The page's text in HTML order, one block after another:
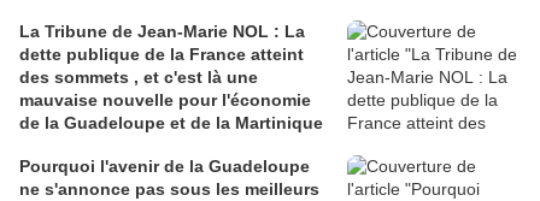
La Tribune de Jean-Marie NOL : La
dette publique de la France atteint
des sommets , et c'est là une
mauvaise nouvelle pour l'économie
de la Guadeloupe et de la Martinique
Pourquoi l'avenir de la Guadeloupe
ne s'annonce pas sous les meilleurs